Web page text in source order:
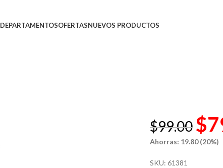
DEPARTAMENTOSOFERTASNUEVOS PRODUCTOS
$99.00 $
Ahorras: 19.80 (20%)
SKU:61381